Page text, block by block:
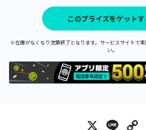
このプライズをゲットす
※在庫がなくなり次第終了となります。サービスサイトで
い。
X Line